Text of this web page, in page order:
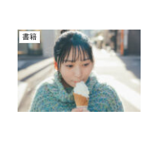
書籍